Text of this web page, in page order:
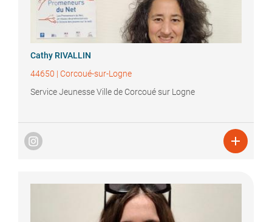
Cathy RIVALLIN
44650 | Corcoué-sur-Logne
Service Jeunesse Ville de Corcoué sur Logne
